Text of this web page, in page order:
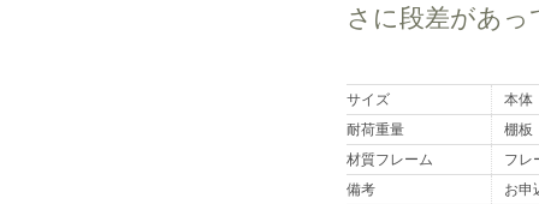
さに段差があ
サイズ
本体
耐荷重量
棚板
材質フレーム
フレ
備考
お申